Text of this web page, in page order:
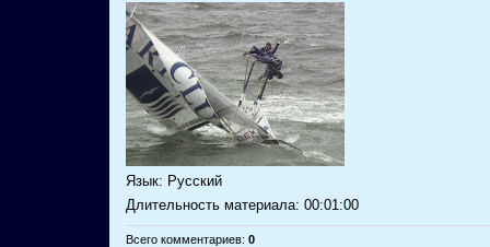
Язык: Русский
Длительность материала: 00:01:00
Всего комментариев: 0